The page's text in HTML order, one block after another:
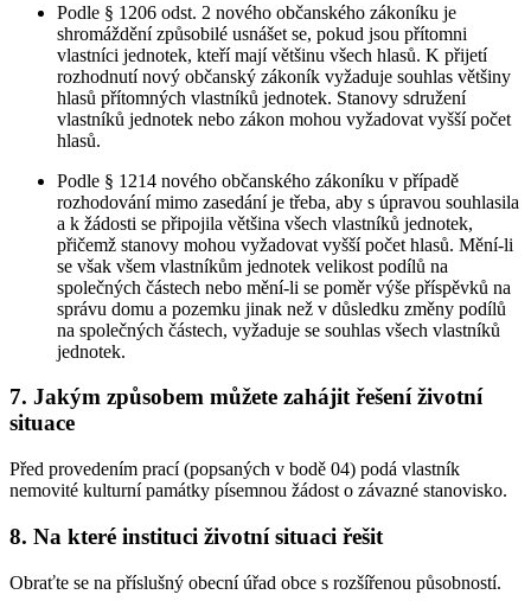
Podle § 1206 odst. 2 nového občanského zákoníku je
shromáždění způsobilé usnášet se, pokud jsou přítomni
vlastníci jednotek, kteří mají většinu všech hlasů. K přijetí
rozhodnutí nový občanský zákoník vyžaduje souhlas většiny
hlasů přítomných vlastníků jednotek. Stanovy sdružení
vlastníků jednotek nebo zákon mohou vyžadovat vyšší počet
hlasů.
Podle § 1214 nového občanského zákoníku v případě
rozhodování mimo zasedání je třeba, aby s úpravou souhlasila
a k žádosti se připojila většina všech vlastníků jednotek,
přičemž stanovy mohou vyžadovat vyšší počet hlasů. Mění-li
se však všem vlastníkům jednotek velikost podílů na
společných částech nebo mění-li se poměr výše příspěvků na
správu domu a pozemku jinak než v důsledku změny podílů
na společných částech, vyžaduje se souhlas všech vlastníků
jednotek.
7. Jakým způsobem můžete zahájit řešení životní
situace
Před provedením prací (popsaných v bodě 04) podá vlastník
nemovité kulturní památky písemnou žádost o závazné stanovisko.
8. Na které instituci životní situaci řešit
Obraťte se na příslušný obecní úřad obce s rozšířenou působností.